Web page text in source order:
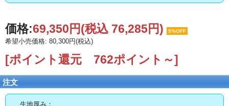
価格:69,350円(税込 76,285円) 5%OFF
希望小売価格: 80,300円(税込)
[ポイント還元 762ポイント～]
注文
生地厚み：